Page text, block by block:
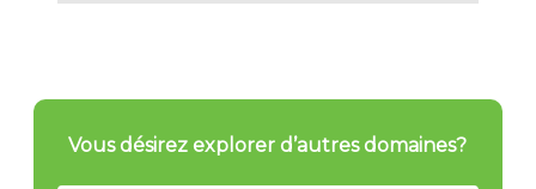
Vous désirez explorer d’autres domaines?